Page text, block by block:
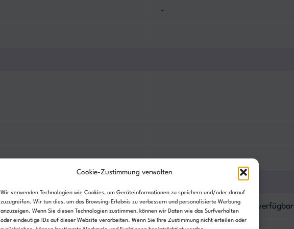
Cookie-Zustimmung verwalten
Wir verwenden Technologien wie Cookies, um Geräteinformationen zu speichern und/oder darauf
zuzugreifen. Wir tun dies, um das Browsing-Erlebnis zu verbessern und personalisierte Werbung
anzuzeigen. Wenn Sie diesen Technologien zustimmen, können wir Daten wie das Surfverhalten
oder eindeutige IDs auf dieser Website verarbeiten. Wenn Sie Ihre Zustimmung nicht erteilen oder
-
Keine Steuerungsoptionen verfügbar